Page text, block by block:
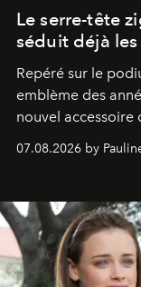
Le serre-tête
séduit déjà
Repéré sur le
emblème des
nouvel accessoire
07.08.2026 by